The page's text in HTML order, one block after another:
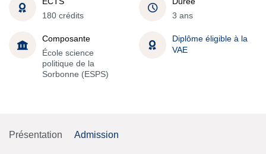
180 crédits
3 ans
Composante
École science
politique de la
Sorbonne (ESPS)
Diplôme éligible à la
VAE
Présentation Admission